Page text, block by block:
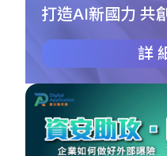
打造AI新國力 共
詳